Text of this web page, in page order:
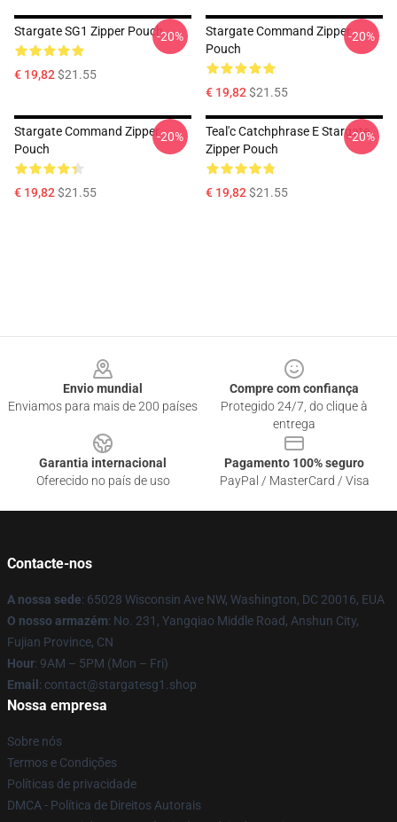
Stargate SG1 Zipper Pouch
€ 19,82$21.55
-20%
Stargate Command Zipper
Pouch
€ 19,82$21.55
-20%
Stargate Command Zipper
Pouch
€ 19,82$21.55
-20%
Teal'c Catchphrase E Stargate
Zipper Pouch
€ 19,82$21.55
-20%
Envio mundial
Enviamos para mais de 200 países
Compre com confiança
Protegido 24/7, do clique à
entrega
Garantia internacional
Oferecido no país de uso
Pagamento 100% seguro
PayPal / MasterCard / Visa
Contacte-nos
A nossa sede: 65028 Wisconsin Ave NW, Washington, DC 20016, EUA
O nosso armazém: No. 231, Yangqiao Middle Road, Anshun City,
Fujian Province, CN
Hour: 9AM – 5PM (Mon – Fri)
Email : contact@stargatesg1.shop
Nossa empresa
Sobre nós
Termos e Condições
Políticas de privacidade
DMCA - Política de Direitos Autorais